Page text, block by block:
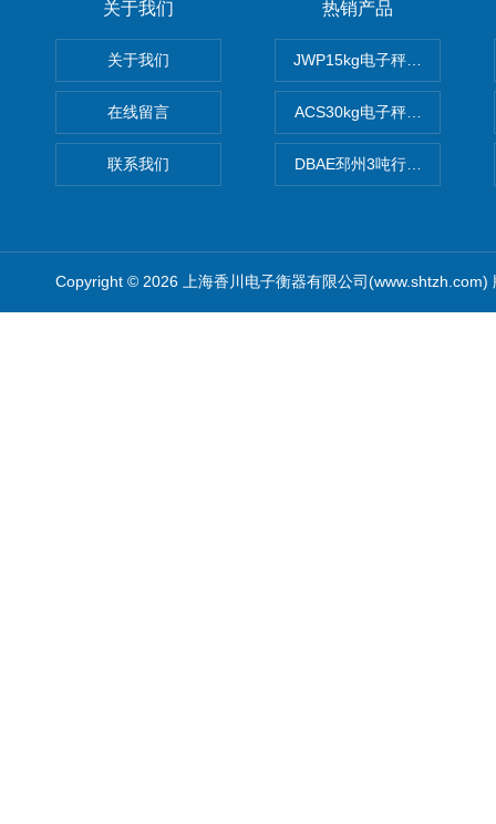
关于我们
关于我们
在线留言
联系我们
热销产品
JWP15kg电子秤价格,15公
ACS30kg电子秤价格,30公
DBAE邳州3吨行车电子吊秤
Copyright © 2026 上海香川电子衡器有限公司(www.shtzh.com)